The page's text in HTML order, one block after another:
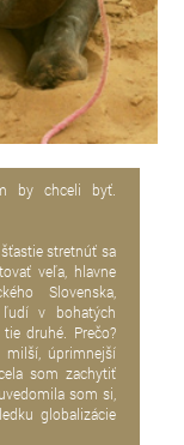
by chceli byť.
stretnúť sa
veľa, hlavne
Slovenska,
v bohatých
druhé. Prečo?
úprimnejší
som zachytiť
som si,
globalizácie